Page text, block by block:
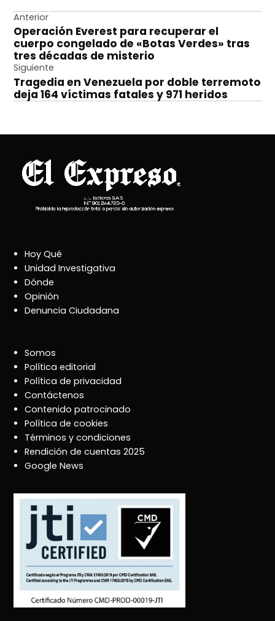
Navegación
de
entradas
Anterior
Operación Everest para recuperar el
cuerpo congelado de «Botas Verdes» tras
tres décadas de misterio
Siguiente
Tragedia en Venezuela por doble terremoto
deja 164 víctimas fatales y 971 heridos
Hoy Qué
Unidad Investigativa
Dónde
Opinión
Denuncia Ciudadana
Somos
Política editorial
Política de privacidad
Contáctenos
Contenido patrocinado
Política de cookies
Términos y condiciones
Rendición de cuentas 2025
Google News